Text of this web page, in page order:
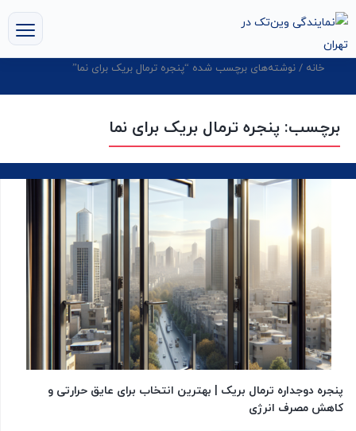
خانه / نوشته‌های برچسب شده “پنجره ترمال بریک برای نما”
برچسب: پنجره ترمال بریک برای نما
پنجره دوجداره ترمال بریک | بهترین انتخاب برای عایق حرارتی و
کاهش مصرف انرژی